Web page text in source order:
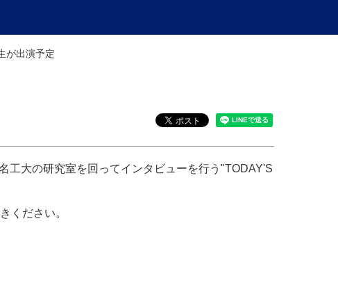
が出演予定
工大の研究室を回ってインタビューを行う"TODAY'S
ください。